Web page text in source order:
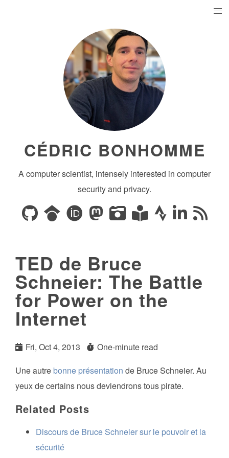
CÉDRIC BONHOMME
A computer scientist, intensely interested in computer
security and privacy.
TED de Bruce
Schneier: The Battle
for Power on the
Internet
Fri, Oct 4, 2013
One-minute read
Une autre bonne présentation de Bruce Schneier. Au
yeux de certains nous deviendrons tous pirate.
Related Posts
Discours de Bruce Schneier sur le pouvoir et la
sécurité